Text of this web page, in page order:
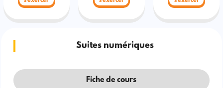
Suites numériques
Fiche de cours